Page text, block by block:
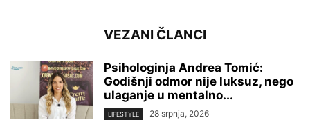
VEZANI ČLANCI
Psihologinja Andrea Tomić:
Godišnji odmor nije luksuz, nego
ulaganje u mentalno...
LIFESTYLE 28 srpnja, 2026